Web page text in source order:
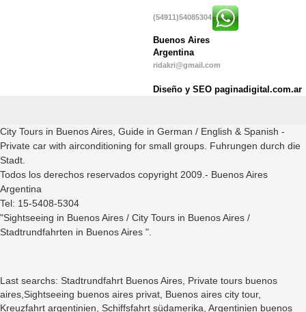
(54911)54085304
Buenos Aires
Argentina
ridakri@gmail.com
Diseño y SEO paginadigital.com.ar
City Tours in Buenos Aires, Guide in German / English & Spanish -
Private car with airconditioning for small groups. Fuhrungen durch die
Stadt.
Todos los derechos reservados copyright 2009.- Buenos Aires
Argentina
Tel: 15-5408-5304
"Sightseeing in Buenos Aires / City Tours in Buenos Aires /
Stadtrundfahrten in Buenos Aires ".
Last searchs: Stadtrundfahrt Buenos Aires, Private tours buenos
aires,Sightseeing buenos aires privat, Buenos aires city tour,
Kreuzfahrt argentinien, Schiffsfahrt südamerika, Argentinien buenos